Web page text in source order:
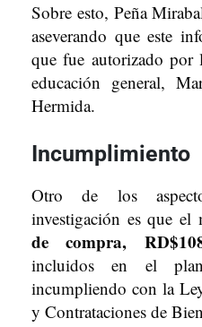
Sobre esto, Peña
aseverando que este
que fue autorizado por
educación general,
Hermida.
Incumplimiento
Otro de los
investigación es que
de compra,
incluidos en el
incumpliendo con la
y Contrataciones de